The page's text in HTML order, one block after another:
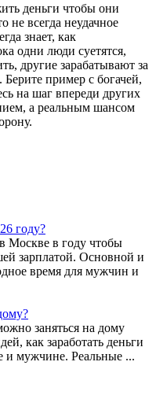
деньги чтобы они
не всегда неудачное
знает, как
одни люди суетятся,
другие зарабатывают за
пример с богачей,
на шаг впереди других
а реальным шансом
году?
Москве в году чтобы
зарплатой. Основной и
время для мужчин и
заняться на дому
как заработать деньги
и мужчине. Реальные ...